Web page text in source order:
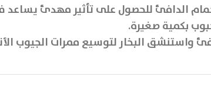
الدافئ للحصول على تأثير مهدئ
بكمية صغيرة.
البخار لتوسيع ممرات الجيوب